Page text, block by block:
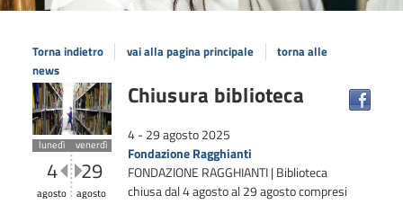
Torna indietro vai alla pagina principale
torna alle
news
lunedì
4
agosto
venerdì
29
agosto
Chiusura biblioteca
4 - 29 agosto 2025
Fondazione Ragghianti
FONDAZIONE RAGGHIANTI | Biblioteca
chiusa dal 4 agosto al 29 agosto compresi